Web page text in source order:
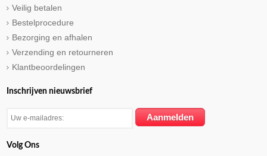
Veilig betalen
Bestelprocedure
Bezorging en afhalen
Verzending en retourneren
Klantbeoordelingen
Inschrijven nieuwsbrief
Volg Ons